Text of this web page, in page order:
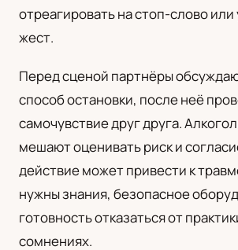
отреагировать на стоп-слово
жест.
Перед сценой партнёры
способ остановки, после неё
самочувствие друг друга.
мешают оценивать риск и
действие может привести к
нужны знания, безопасное
готовность отказаться от
сомнениях.